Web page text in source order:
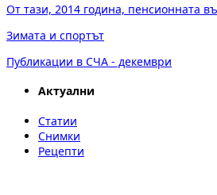
От тази, 2014 година, пенсионната
Зимата и спортът
Публикации в СЧА - декември
Актуални
Статии
Снимки
Рецепти